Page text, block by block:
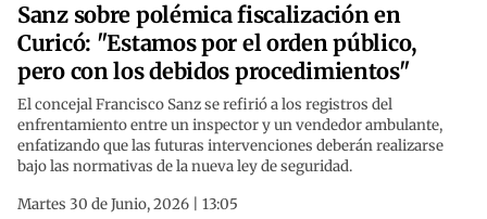
Sanz sobre polémica fiscalización en
Curicó: "Estamos por el orden público,
pero con los debidos procedimientos"
El concejal Francisco Sanz se refirió a los registros del
enfrentamiento entre un inspector y un vendedor ambulante,
enfatizando que las futuras intervenciones deberán realizarse
bajo las normativas de la nueva ley de seguridad.
Martes 30 de Junio, 2026 | 13:05